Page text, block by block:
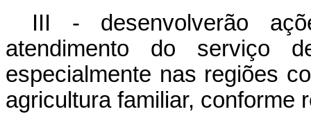
III - desenvolverão
atendimento do serviço
especialmente nas regiões
agricultura familiar, conforme